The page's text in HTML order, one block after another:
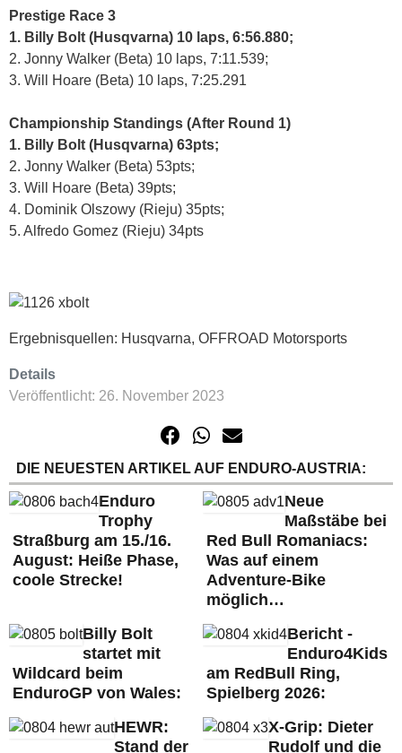
Prestige Race 3
1. Billy Bolt (Husqvarna) 10 laps, 6:56.880;
2. Jonny Walker (Beta) 10 laps, 7:11.539;
3. Will Hoare (Beta) 10 laps, 7:25.291
Championship Standings (After Round 1)
1. Billy Bolt (Husqvarna) 63pts;
2. Jonny Walker (Beta) 53pts;
3. Will Hoare (Beta) 39pts;
4. Dominik Olszowy (Rieju) 35pts;
5. Alfredo Gomez (Rieju) 34pts
Ergebnisquellen: Husqvarna, OFFROAD Motorsports
Details
Veröffentlicht: 26. November 2023
DIE NEUESTEN ARTIKEL AUF ENDURO-AUSTRIA:
Enduro
Trophy
Straßburg am 15./16.
August: Heiße Phase,
coole Strecke!
Neue
Maßstäbe bei
Red Bull Romaniacs:
Was auf einem
Adventure-Bike
möglich…
Billy Bolt
startet mit
Wildcard beim
EnduroGP von Wales:
Bericht -
Enduro4Kids
am RedBull Ring,
Spielberg 2026:
HEWR:
Stand der
X-Grip: Dieter
Rudolf und die